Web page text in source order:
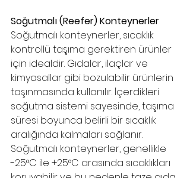
Soğutmalı (Reefer) Konteynerler
Soğutmalı konteynerler, sıcaklık
kontrollü taşıma gerektiren ürünler
için idealdir. Gıdalar, ilaçlar ve
kimyasallar gibi bozulabilir ürünlerin
taşınmasında kullanılır. İçerdikleri
soğutma sistemi sayesinde, taşıma
süresi boyunca belirli bir sıcaklık
aralığında kalmaları sağlanır.
Soğutmalı konteynerler, genellikle
-25°C ile +25°C arasında sıcaklıkları